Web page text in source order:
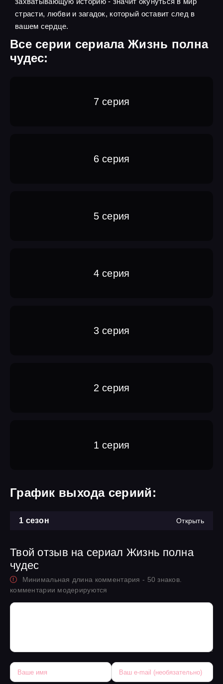
страсти, любви и загадок, который оставит след в
вашем сердце.
Все серии сериала Жизнь полна
чудес:
7 серия
6 серия
5 серия
4 серия
3 серия
2 серия
1 серия
График выхода сериий:
1 сезон Открыть
Твой отзыв на сериал Жизнь полна
чудес
Минимальная длина комментария - 50 знаков.
комментарии модерируются